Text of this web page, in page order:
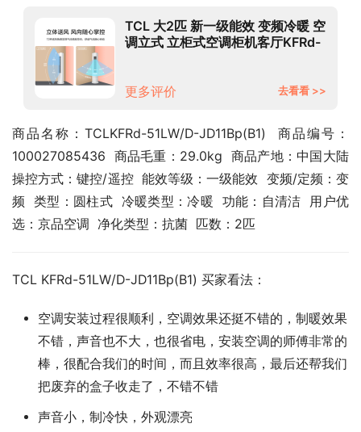
TCL 大2匹 新一级能效 变频冷暖 空
调立式 立柜式空调柜机客厅KFRd-
更多评价 去看看 >>
商品名称：TCLKFRd-51LW/D-JD11Bp(B1)  商品编号：
100027085436  商品毛重：29.0kg  商品产地：中国大陆
操控方式：键控/遥控  能效等级：一级能效  变频/定频：变
频  类型：圆柱式  冷暖类型：冷暖  功能：自清洁  用户优
选：京品空调  净化类型：抗菌  匹数：2匹
TCL KFRd-51LW/D-JD11Bp(B1) 买家看法：
空调安装过程很顺利，空调效果还挺不错的，制暖效果
不错，声音也不大，也很省电，安装空调的师傅非常的
棒，很配合我们的时间，而且效率很高，最后还帮我们
把废弃的盒子收走了，不错不错
声音小，制冷快，外观漂亮